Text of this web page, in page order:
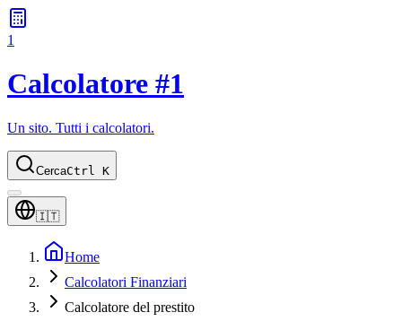
1
Calcolatore #1
Un sito. Tutti i calcolatori.
CercaCtrl K
🇮🇹
Home
Calcolatori Finanziari
Calcolatore del prestito